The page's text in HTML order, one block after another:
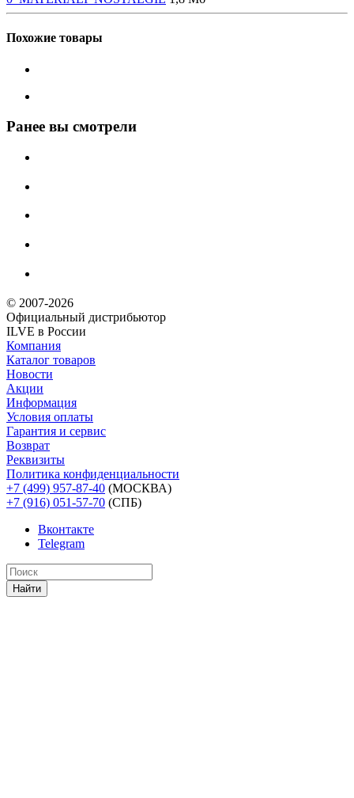
Похожие товары
Ранее вы смотрели
© 2007-2026
Официальный дистрибьютoр
ILVE в России
Компания
Каталог товаров
Новости
Акции
Информация
Условия оплаты
Гарантия и сервис
Возврат
Реквизиты
Политика конфиденциальности
+7 (499) 957-87-40 (МОСКВА)
+7 (916) 051-57-70 (СПБ)
Вконтакте
Telegram
Найти